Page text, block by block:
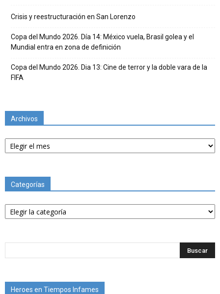
Crisis y reestructuración en San Lorenzo
Copa del Mundo 2026. Día 14: México vuela, Brasil golea y el
Mundial entra en zona de definición
Copa del Mundo 2026. Dia 13: Cine de terror y la doble vara de la
FIFA
Archivos
Archivos
Categorías
Categorías
Heroes en Tiempos Infames